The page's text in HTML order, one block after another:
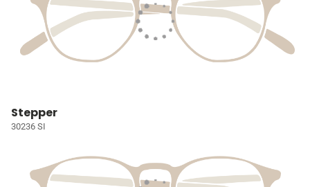
Stepper
30236 SI